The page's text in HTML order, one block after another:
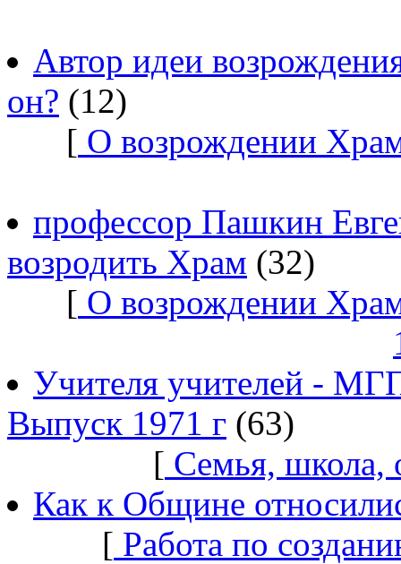
Автор идеи
он? (12)
[ О возрождении
профессор Пашкин
возродить Храм (32)
[ О возрождении
Учителя учителей -
Выпуск 1971 г (63)
[ Семья, школа,
Как к Общине
[ Работа по